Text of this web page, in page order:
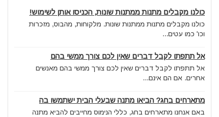
כולנו מקבלים מתנות ממתנות שונות, הכניסו אותן לשימוש!
כולנו מקבלים מתנות ממתנות שונות. מלקוחות, מהבוס, מזכרות
וכו' כמו עטים...
אל תתפתו לקבל דברים שאין לכם צורך ממשי בהם
אל תתפתו לקבל דברים שאין לכם צורך ממשי בהם מאנשים
אחרים. אם הם אינם...
מתארחים בחג? הביאו מתנה שבעלי הבית ישתמשו בה
באם אנחנו מתארחים בחג, כללי הנימוס מחייבים להביא מתנה